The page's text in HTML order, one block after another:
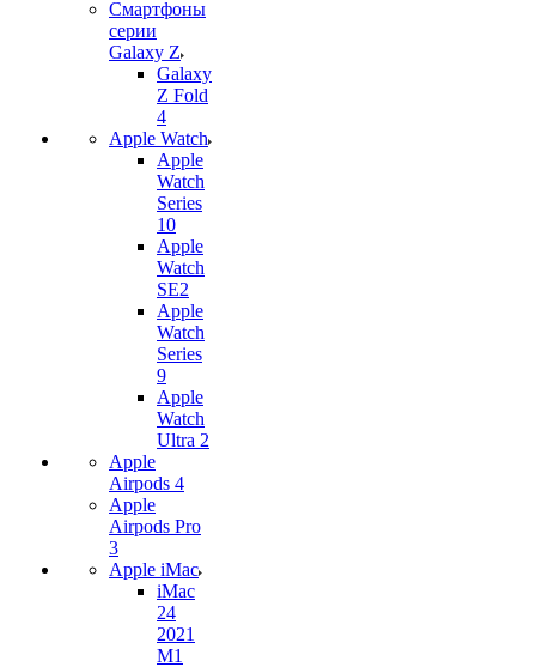
Смартфоны
серии
Galaxy Z
Galaxy
Z Fold
4
Apple Watch
Apple
Watch
Series
10
Apple
Watch
SE2
Apple
Watch
Series
9
Apple
Watch
Ultra 2
Apple
Airpods 4
Apple
Airpods Pro
3
Apple iMac
iMac
24
2021
M1